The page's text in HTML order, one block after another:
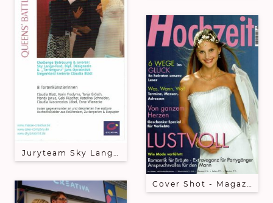
Juryteam Sky Lange-Ford und Jens Oprzondek
Cover Shot - Magazin